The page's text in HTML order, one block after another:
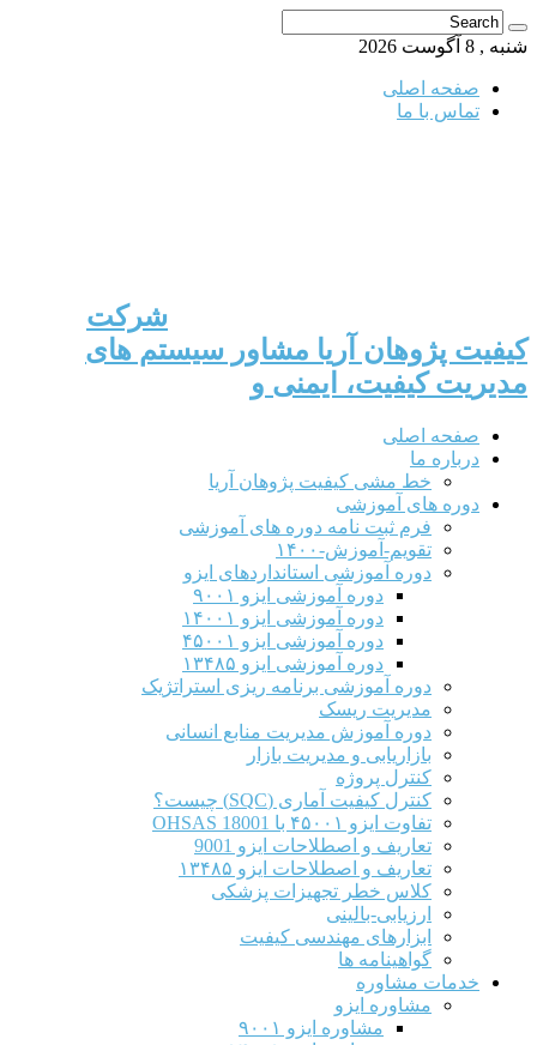
2026
صفحه اصلی
تماس با ما
شرکت
پژوهان آریا مشاور سیستم های
کیفیت، ایمنی و
صفحه اصلی
درباره ما
خط مشی کیفیت پژوهان آریا
دوره های آموزشی
فرم ثبت نامه دوره های آموزشی
تقویم-آموزش-۱۴۰۰
دوره آموزشی استانداردهای ایزو
دوره آموزشی ایزو ۹۰۰۱
دوره آموزشی ایزو ۱۴۰۰۱
دوره آموزشی ایزو ۴۵۰۰۱
دوره آموزشی ایزو ۱۳۴۸۵
دوره آموزشی برنامه ریزی استراتژیک
مدیریت ریسک
دوره آموزش مدیریت منابع انسانی
بازاریابی و مدیریت بازار
کنترل پروژه
کنترل کیفیت آماری (SQC) چیست؟
تفاوت ایزو ۴۵۰۰۱ با OHSAS 18001
تعاریف و اصطلاحات ایزو 9001
تعاریف و اصطلاحات ایزو ۱۳۴۸۵
کلاس خطر تجهیزات پزشکی
ارزیابی-بالینی
ابزارهای مهندسی کیفیت
گواهینامه ها
خدمات مشاوره
مشاوره ایزو
مشاوره ایزو ۹۰۰۱